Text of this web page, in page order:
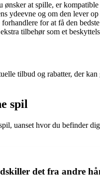
ønsker at spille, er
ydeevne og om den lever
for at få den
tilbehør som et
tilbud og rabatter, der
spil
uanset hvor du befinder
det fra andre